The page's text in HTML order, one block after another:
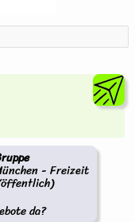
- Freizeit
da?